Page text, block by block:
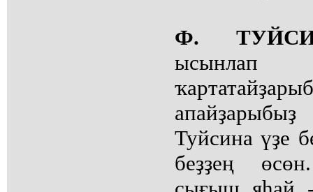
Ф.
ысынлап
Туйсина үҙе
беҙҙең